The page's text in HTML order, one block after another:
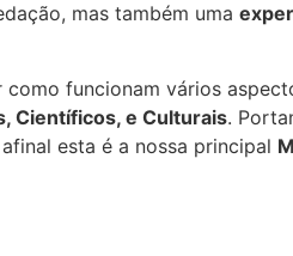
mas também uma
funcionam vários
Científicos, e Culturais.
esta é a nossa principal